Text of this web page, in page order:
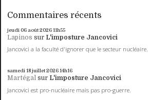
Commentaires récents
jeudi 06 août 202611h55
Lapinos sur L'imposture Jancovici
Jancovici a la faculté d'ignorer que le secteur nucléaire...
samedi 18juillet 202614h16
Martégal sur L'imposture Jancovici
Jancovici est pro-nucléaire mais pas pro-guerre.